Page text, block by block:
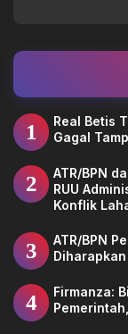
1
Real Betis
Gagal
2
ATR/BPN
RUU
Konflik
3
ATR/BPN
4
Firmanza: